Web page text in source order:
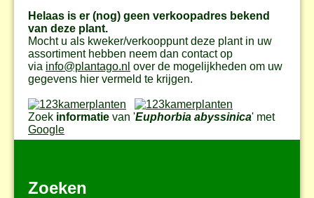
Helaas is er (nog) geen verkoopadres bekend
van deze plant.
Mocht u als kweker/verkooppunt deze plant in uw
assortiment hebben neem dan contact op
via info@plantago.nl over de mogelijkheden om uw
gegevens hier vermeld te krijgen.
Zoek informatie van 'Euphorbia abyssinica' met
Google
Zoeken